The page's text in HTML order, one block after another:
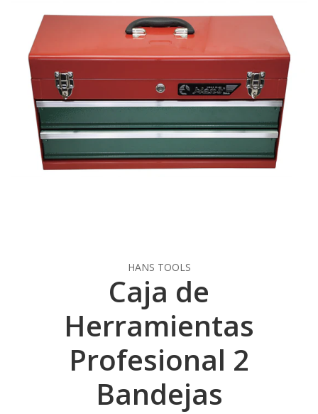
HANS TOOLS
Caja de
Herramientas
Profesional 2
Bandejas